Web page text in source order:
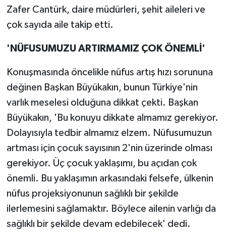
Zafer Cantürk, daire müdürleri, şehit aileleri ve
çok sayıda aile takip etti.
'NÜFUSUMUZU ARTIRMAMIZ ÇOK ÖNEMLİ'
Konuşmasında öncelikle nüfus artış hızı sorununa
değinen Başkan Büyükakın, bunun Türkiye'nin
varlık meselesi olduğuna dikkat çekti. Başkan
Büyükakın, 'Bu konuyu dikkate almamız gerekiyor.
Dolayısıyla tedbir almamız elzem. Nüfusumuzun
artması için çocuk sayısının 2'nin üzerinde olması
gerekiyor. Üç çocuk yaklaşımı, bu açıdan çok
önemli. Bu yaklaşımın arkasındaki felsefe, ülkenin
nüfus projeksiyonunun sağlıklı bir şekilde
ilerlemesini sağlamaktır. Böylece ailenin varlığı da
sağlıklı bir şekilde devam edebilecek' dedi.